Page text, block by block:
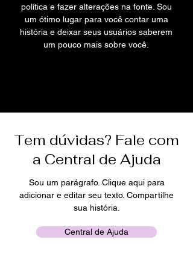
política e fazer alterações na fonte. Sou
um ótimo lugar para você contar uma
história e deixar seus usuários saberem
um pouco mais sobre você.
Tem dúvidas? Fale com
a Central de Ajuda
Sou um parágrafo. Clique aqui para
adicionar e editar seu texto. Compartilhe
sua história.
Central de Ajuda